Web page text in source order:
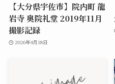
【大分県宇佐市】院内町 龍
岩寺 奥院礼堂 2019年11月
撮影記録
2026年4月18日